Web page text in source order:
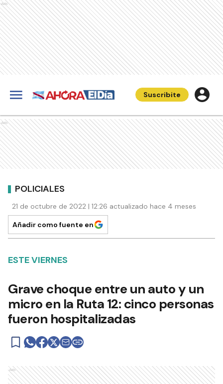
Ads
Suscribite
Ads
POLICIALES
21 de octubre de 2022 | 12:26 actualizado hace 4 meses
Añadir como fuente en
ESTE VIERNES
Grave choque entre un auto y un
micro en la Ruta 12: cinco personas
fueron hospitalizadas
Ads